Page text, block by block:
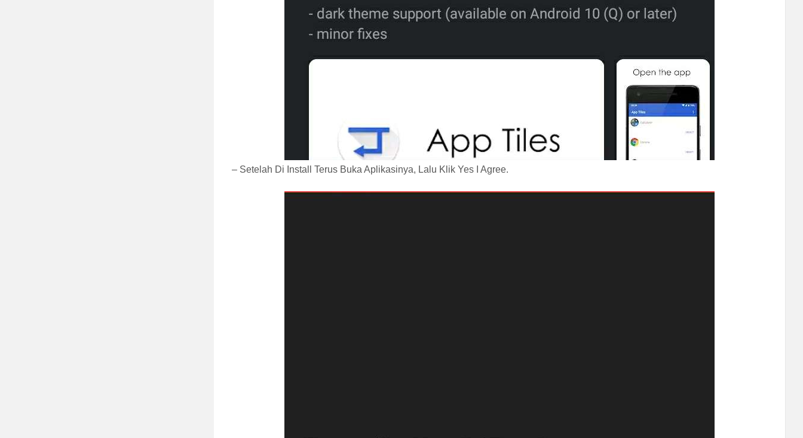
– Setelah Di Install Terus Buka Aplikasinya, Lalu Klik Yes I Agree.